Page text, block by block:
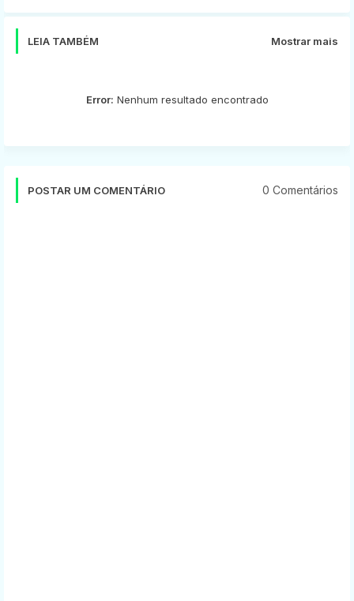
LEIA TAMBÉM Mostrar mais
Error: Nenhum resultado encontrado
POSTAR UM COMENTÁRIO 0 Comentários